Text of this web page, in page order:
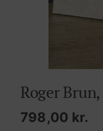
Roger
798,00 kr.